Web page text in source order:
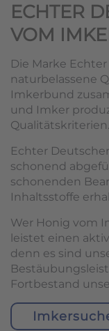
ECHTER
VOM
Die Marke
naturbelassene
Imkerbund
und Imker
Qualitätskriterien.
Echter
schonend
schonenden
Inhaltsstoffe
Wer Honig vom
leistet einen
denn es sind
Fortbestand